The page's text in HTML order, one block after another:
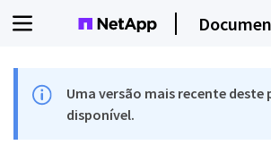
Uma versão mais recente
disponível.